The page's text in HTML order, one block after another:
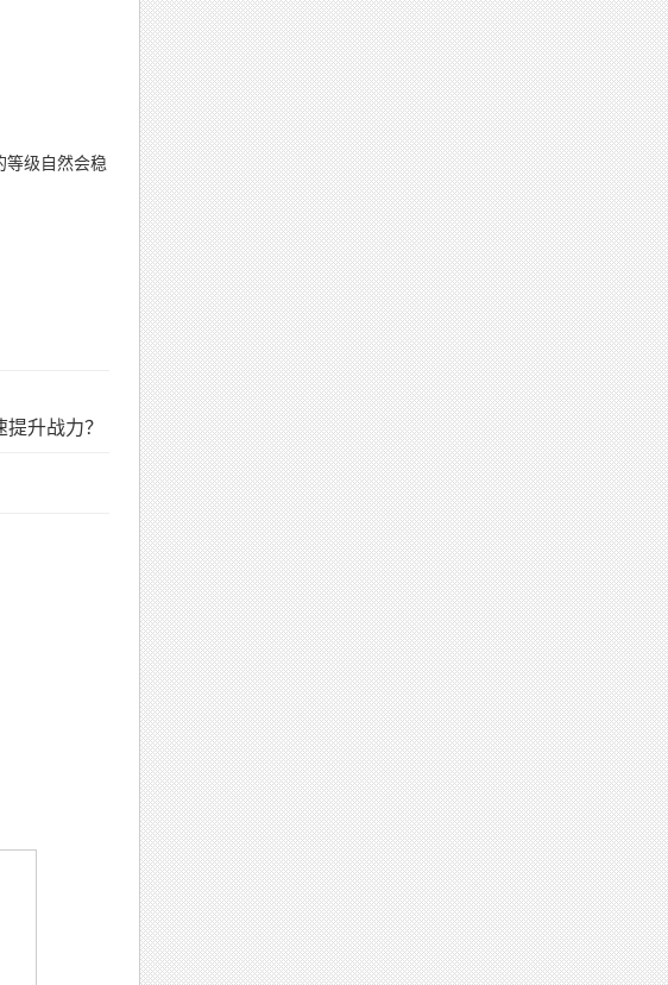
等级自然会稳
升战力？